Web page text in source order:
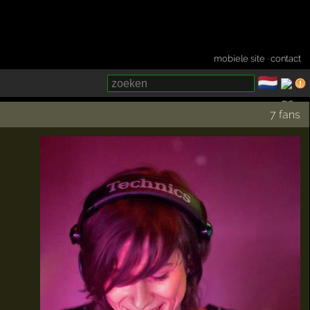
mobiele site ·contact
🇳🇱
7 fans